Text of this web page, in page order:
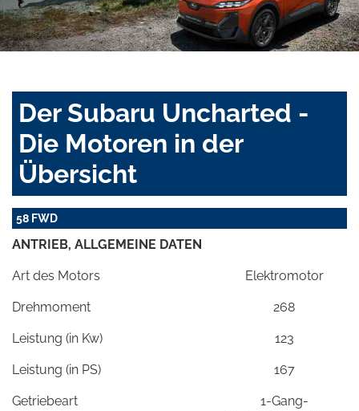
Der Subaru Uncharted -
Die Motoren in der
Übersicht
58 FWD
ANTRIEB, ALLGEMEINE DATEN
Art des Motors Elektromotor
Drehmoment 268
Leistung (in Kw) 123
Leistung (in PS) 167
Getriebeart
1-Gang-